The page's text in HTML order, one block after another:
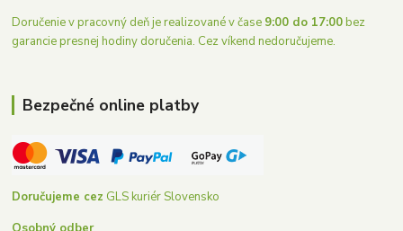
Doručenie v pracovný deň je realizované v čase 9:00 do 17:00bez
garancie presnej hodiny doručenia. Cez víkend nedoručujeme.
Bezpečné online platby
Doručujeme cez GLS kuriér Slovensko